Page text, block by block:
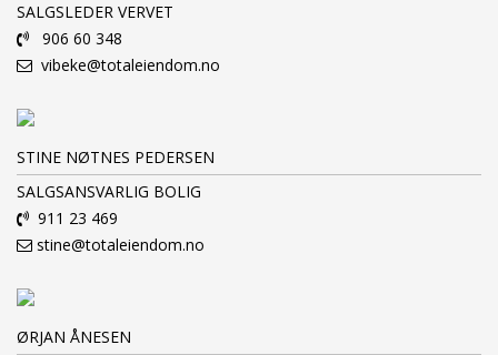
SALGSLEDER VERVET
906 60 348
vibeke@totaleiendom.no
STINE NØTNES PEDERSEN
SALGSANSVARLIG BOLIG
911 23 469
stine@totaleiendom.no
ØRJAN ÅNESEN